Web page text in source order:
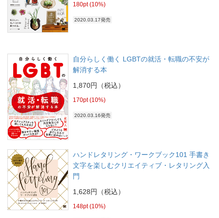
180pt (10%)
2020.03.17発売
自分らしく働く LGBTの就活・転職の不安が
解消する本
1,870円（税込）
170pt (10%)
2020.03.16発売
ハンドレタリング・ワークブック101 手書き
文字を楽しむクリエイティブ・レタリング入
門
1,628円（税込）
148pt (10%)